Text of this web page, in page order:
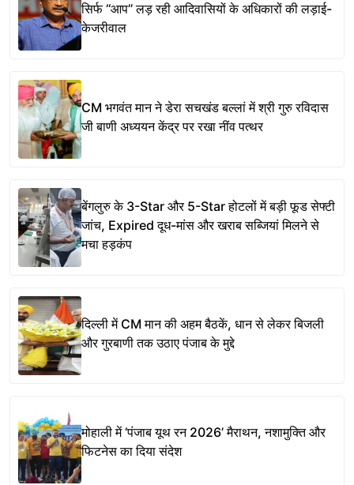
सिर्फ ‘‘आप’’ लड़ रही आदिवासियों के अधिकारों की लड़ाई-
केजरीवाल
CM भगवंत मान ने डेरा सचखंड बल्लां में श्री गुरु रविदास
जी बाणी अध्ययन केंद्र पर रखा नींव पत्थर
बेंगलुरु के 3-Star और 5-Star होटलों में बड़ी फूड सेफ्टी
जांच, Expired दूध-मांस और खराब सब्जियां मिलने से
मचा हड़कंप
दिल्ली में CM मान की अहम बैठकें, धान से लेकर बिजली
और गुरबाणी तक उठाए पंजाब के मुद्दे
मोहाली में ‘पंजाब यूथ रन 2026’ मैराथन, नशामुक्ति और
फिटनेस का दिया संदेश